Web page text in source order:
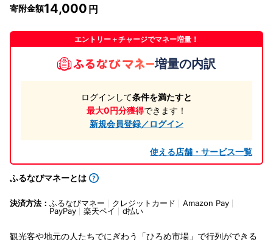
寄附金額14,000
エントリー＋チャージでマネー増量！
増量の内訳
ログインして条件を満たすと
最大0円分獲得できます！
新規会員登録／ログイン
使える店舗・サービス一覧
ふるなびマネーとは
決済方法： ふるなびマネー クレジットカード
Amazon Pay
PayPay
楽天ペイ d払い
観光客や地元の人たちでにぎわう「ひろめ市場」で行列ができる